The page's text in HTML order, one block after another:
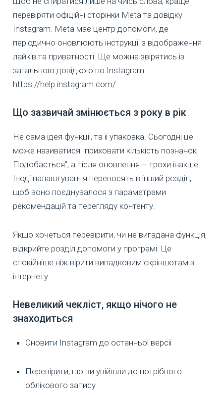
перевіряти офіційні сторінки Meta та довідку
Instagram. Meta має центр допомоги, де
періодично оновлюють інструкції з відображення
лайків та приватності. Ще можна звірятись із
загальною довідкою по Instagram:
https://help.instagram.com/
Що зазвичай змінюється з року в рік
Не сама ідея функції, та її упаковка. Сьогодні це
може називатися "приховати кількість позначок
Подобається", а після оновлення – трохи інакше.
Іноді налаштування переносять в інший розділ,
щоб воно поєднувалося з параметрами
рекомендацій та перегляду контенту.
Якщо хочеться перевірити, чи не вигадана функція,
відкрийте розділ допомоги у програмі. Це
спокійніше ніж вірити випадковим скріншотам з
інтернету.
Невеликий чекліст, якщо нічого не
знаходиться
Оновити Instagram до останньої версії
Перевірити, що ви увійшли до потрібного
облікового запису